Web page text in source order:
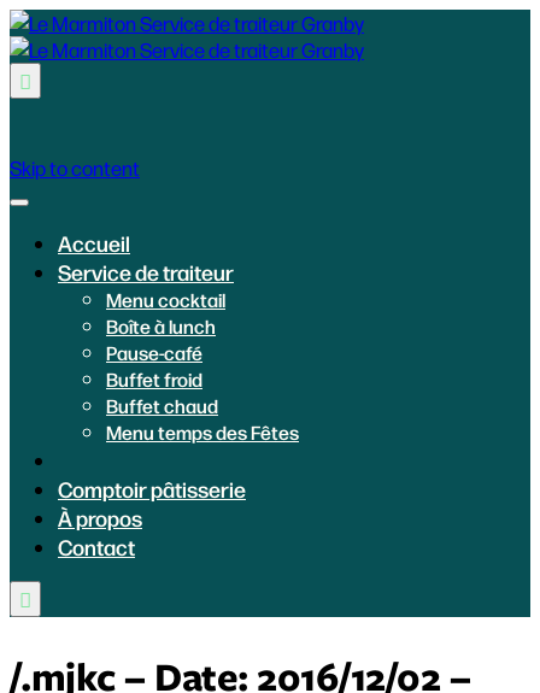

Skip to content
Accueil
Service de traiteur
Menu cocktail
Boîte à lunch
Pause-café
Buffet froid
Buffet chaud
Menu temps des Fêtes
Comptoir pâtisserie
À propos
Contact

/.mjkc – Date: 2016/12/02 –